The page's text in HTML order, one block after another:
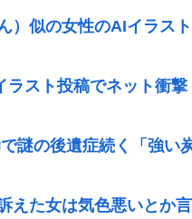
）似の女性のAIイラス
スト投稿でネット衝
謎の後遺症続く「強い
えた女は気色悪いとか